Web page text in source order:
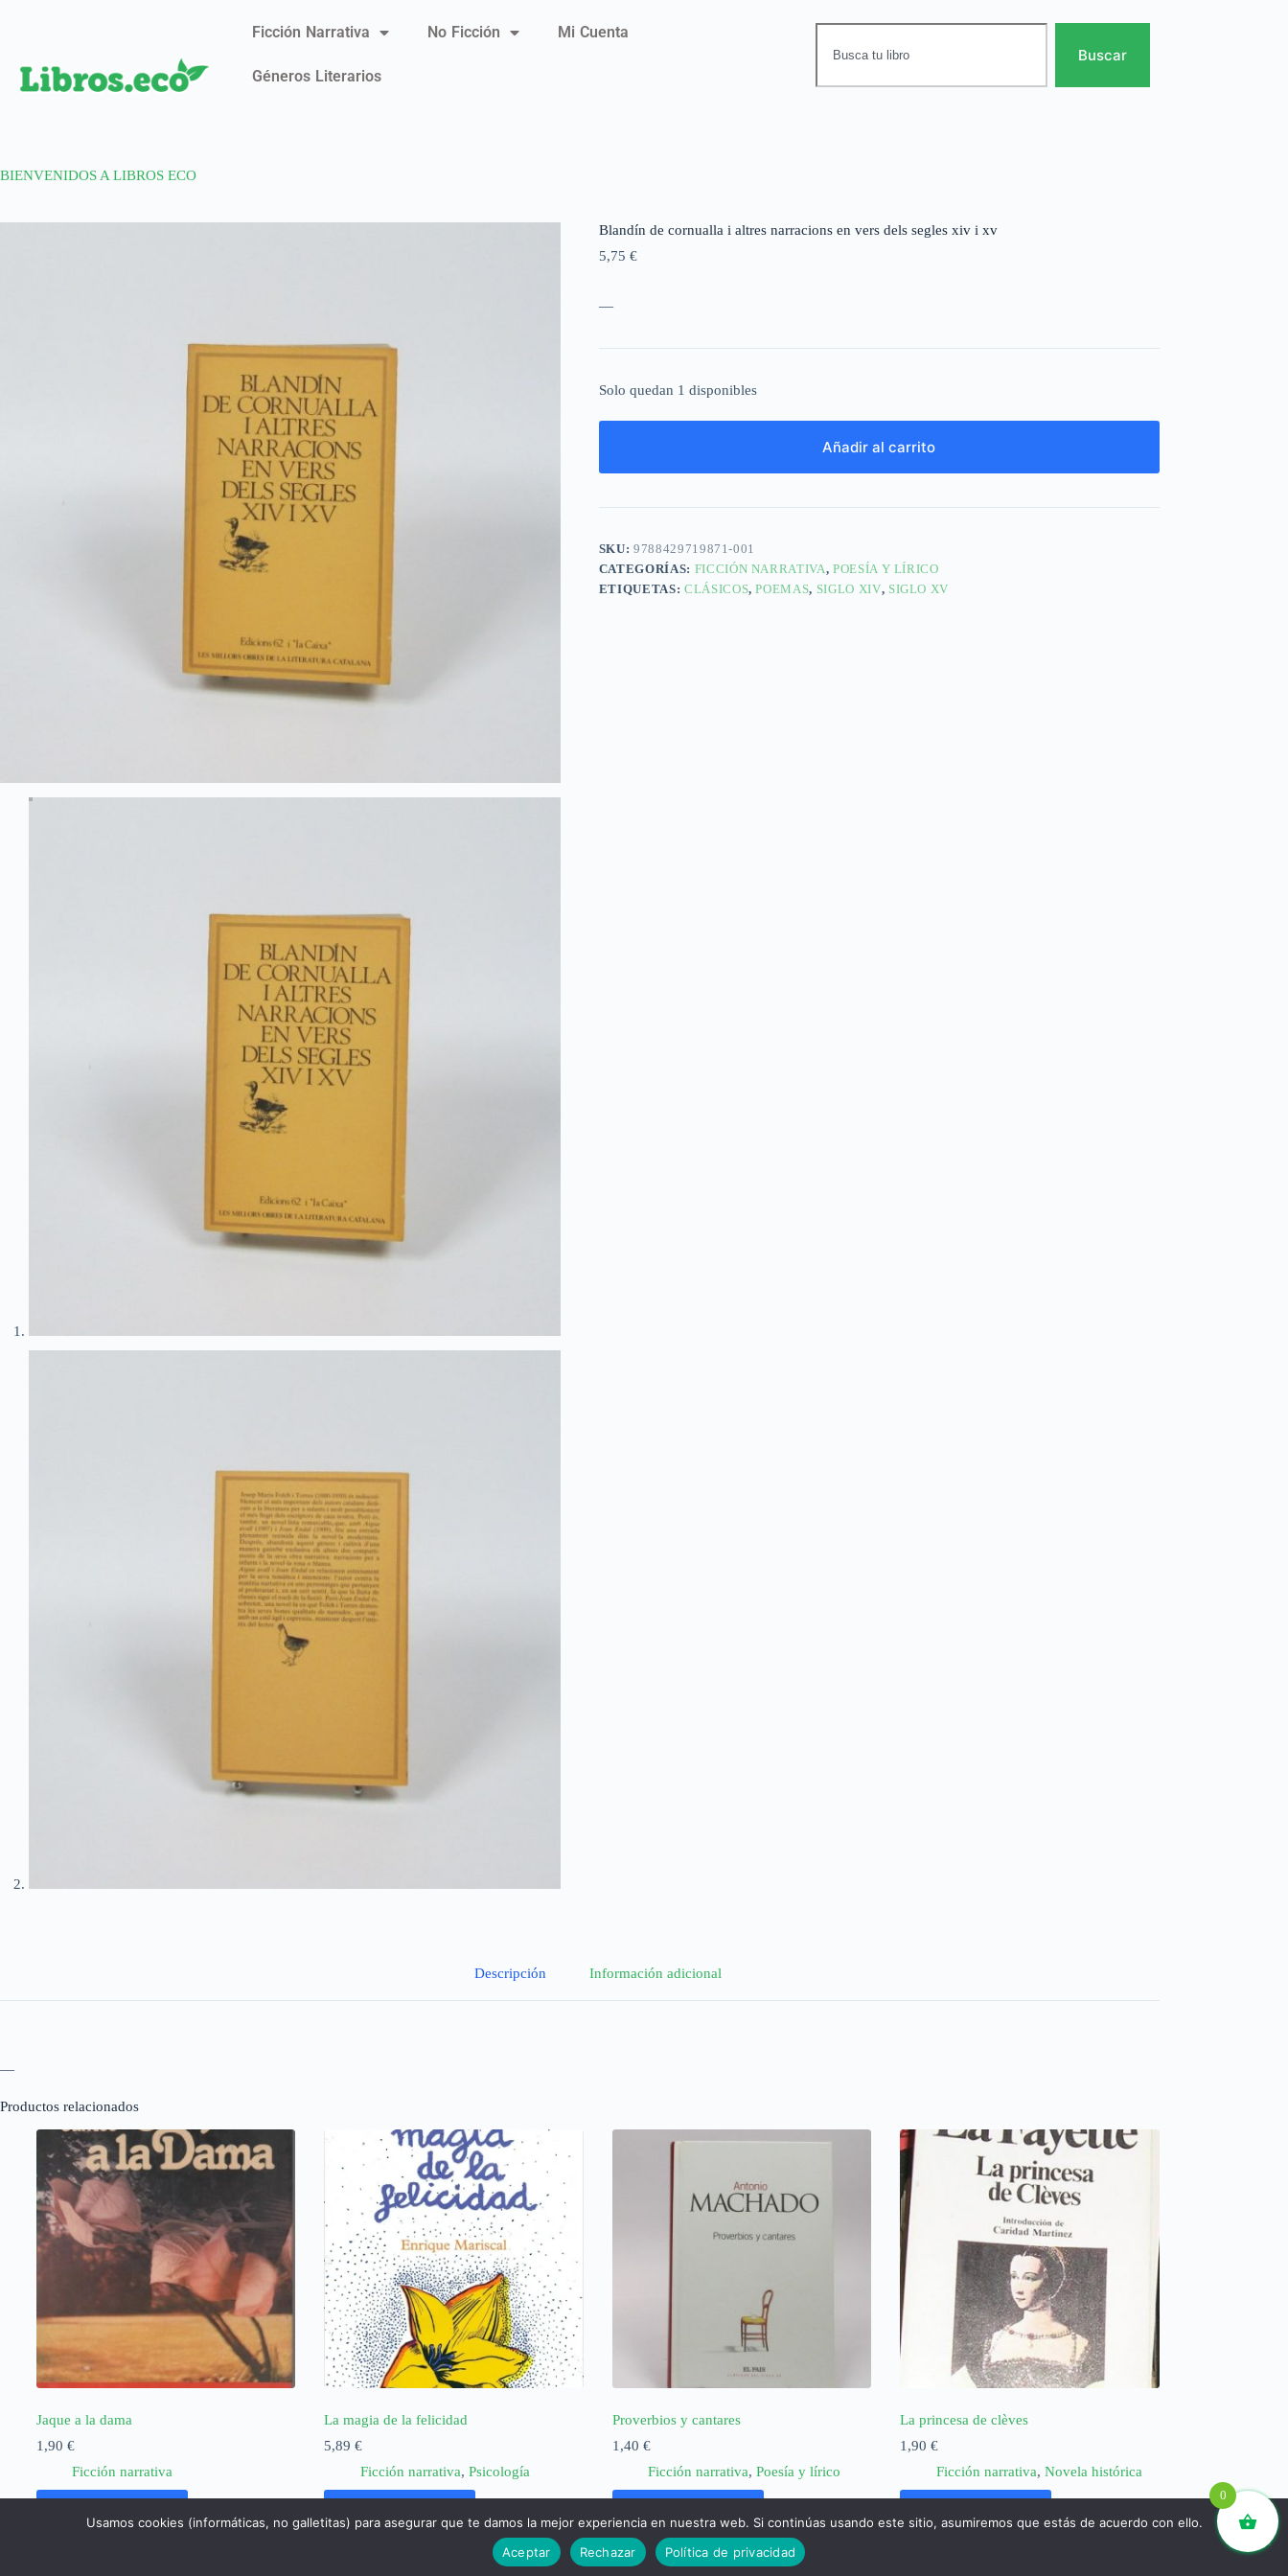
Ficción Narrativa No Ficción Mi Cuenta
Géneros Literarios
Buscar
BIENVENIDOS A LIBROS ECO
Blandín de cornualla i altres narracions en vers dels segles xiv i xv
5,75 €
—
Solo quedan 1 disponibles
Añadir al carrito
SKU:9788429719871-001
CATEGORÍAS: FICCIÓN NARRATIVA, POESÍA Y LÍRICO
ETIQUETAS: CLÁSICOS,POEMAS, SIGLO XIV, SIGLO XV
Descripción Información adicional
—
Productos relacionados
Jaque a la dama
1,90 €
Ficción narrativa
La magia de la felicidad
5,89€
Ficción narrativa, Psicología
Proverbios y cantares
1,40 €
Ficción narrativa,Poesía y lírico
La princesa de clèves
1,90€
Ficción narrativa, Novela histórica
0
Usamos cookies (informáticas, no galletitas) para asegurar que te damos la mejor experiencia en nuestra web. Si continúas usando este sitio, asumiremos que estás de acuerdo con ello.
Aceptar
Rechazar Política de privacidad